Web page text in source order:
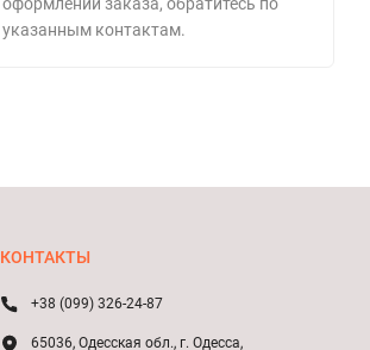
указанным контактам.
КОНТАКТЫ
+38 (099) 326-24-87
65036, Одесская обл., г. Одесса,